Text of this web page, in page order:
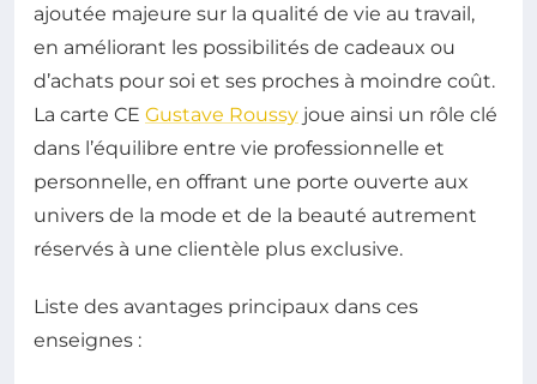
ajoutée majeure sur la qualité de vie au travail,
en améliorant les possibilités de cadeaux ou
d’achats pour soi et ses proches à moindre coût.
La carte CE Gustave Roussy joue ainsi un rôle clé
dans l’équilibre entre vie professionnelle et
personnelle, en offrant une porte ouverte aux
univers de la mode et de la beauté autrement
réservés à une clientèle plus exclusive.
Liste des avantages principaux dans ces
enseignes :